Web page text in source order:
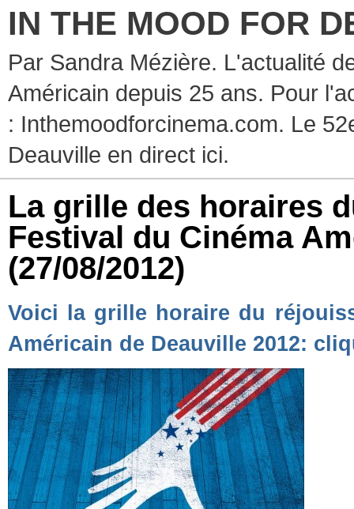
IN THE MOOD FOR
Par Sandra Mézière. L'actualité
Américain depuis 25 ans. Pour
: Inthemoodforcinema.com. Le
Deauville en direct ici.
La grille des horaires
Festival du Cinéma
(27/08/2012)
Voici la grille horaire du
Américain de Deauville 2012: